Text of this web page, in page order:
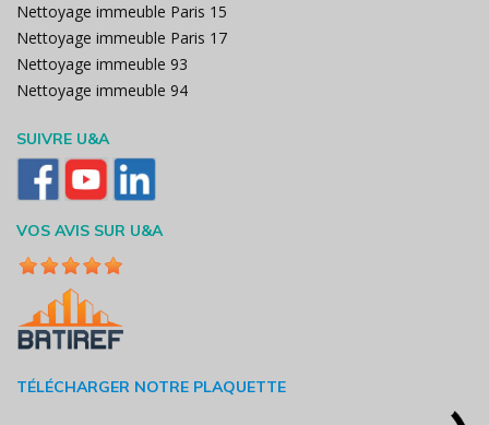
Nettoyage immeuble Paris 15
Nettoyage immeuble Paris 17
Nettoyage immeuble 93
Nettoyage immeuble 94
SUIVRE U&A
VOS AVIS SUR U&A
TÉLÉCHARGER NOTRE PLAQUETTE